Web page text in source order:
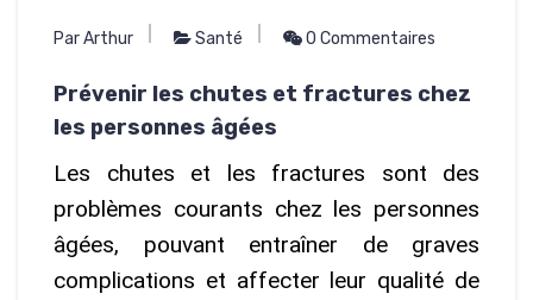
Par Arthur Santé 0 Commentaires
Prévenir les chutes et fractures chez
les personnes âgées
Les chutes et les fractures sont des
problèmes courants chez les personnes
âgées, pouvant entraîner de graves
complications et affecter leur qualité de